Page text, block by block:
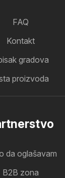
FAQ
Kontakt
gradova
proizvoda
da oglašavam
B2B zona